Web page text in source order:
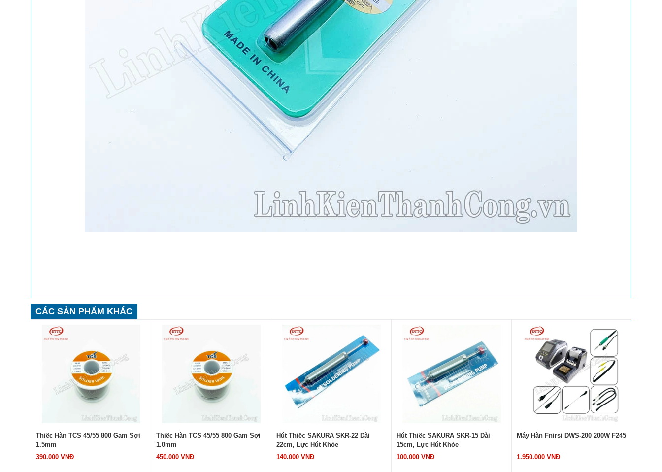
CÁC SẢN PHẨM KHÁC
Thiếc Hàn TCS 45/55 800 Gam Sợi
1.5mm
390.000 VNĐ
Thiếc Hàn TCS 45/55 800 Gam Sợi
1.0mm
450.000 VNĐ
Hút Thiếc SAKURA SKR-22 Dài
22cm, Lực Hút Khỏe
140.000 VNĐ
Hút Thiếc SAKURA SKR-15 Dài
15cm, Lực Hút Khỏe
100.000 VNĐ
Máy Hàn Fnirsi DWS-200 200W F245
1.950.000 VNĐ